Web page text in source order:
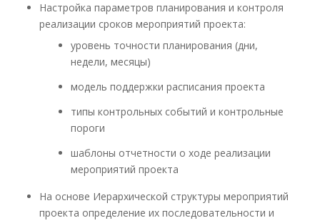
Настройка параметров планирования и контроля
реализации сроков мероприятий проекта:
уровень точности планирования (дни,
недели, месяцы)
модель поддержки расписания проекта
типы контрольных событий и контрольные
пороги
шаблоны отчетности о ходе реализации
мероприятий проекта
На основе Иерархической структуры мероприятий
проекта определение их последовательности и